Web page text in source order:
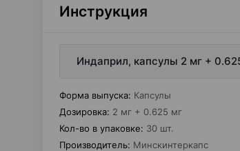
Инструкция
Индаприл, капсулы 2 мг +
Форма выпуска: Капсулы
Дозировка: 2 мг + 0.625 мг
Кол-во в упаковке: 30 шт.
Производитель: Минскинтеркапс